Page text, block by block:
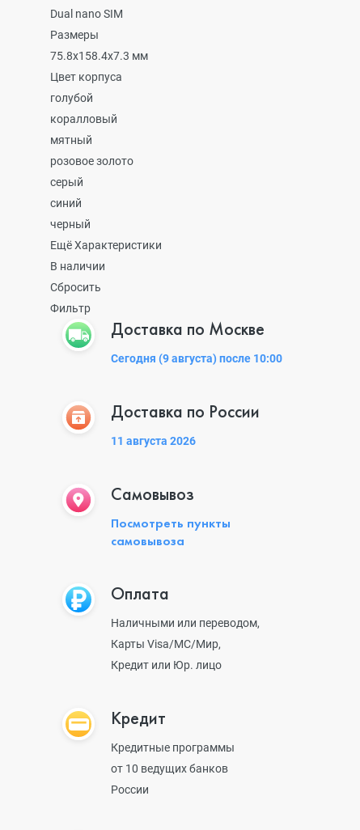
Dual nano SIM
Размеры
75.8x158.4x7.3 мм
Цвет корпуса
голубой
коралловый
мятный
розовое золото
серый
синий
черный
Ещё Характеристики
В наличии
Сбросить
Фильтр
Доставка по Москве
Сегодня (9 августа) после 10:00
Доставка по России
11 августа 2026
Самовывоз
Посмотреть пункты
самовывоза
Оплата
Наличными или переводом,
Карты Visa/MC/Мир,
Кредит или Юр. лицо
Кредит
Кредитные программы
от 10 ведущих банков
России